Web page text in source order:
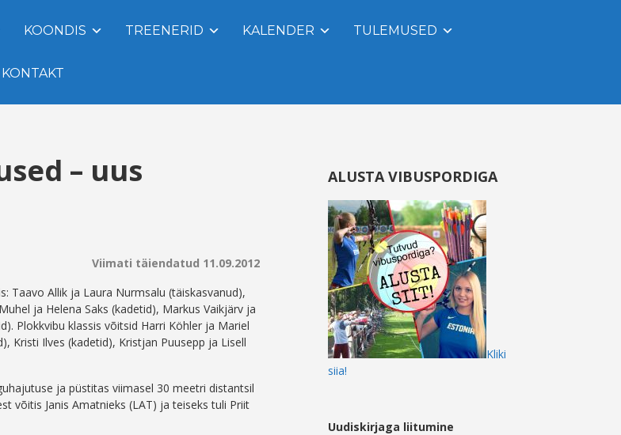
KOONDIS TREENERID KALENDER TULEMUSED
KONTAKT
– uus
Viimati täiendatud 11.09.2012
Taavo Allik ja Laura Nurmsalu (täiskasvanud),
ja Helena Saks (kadetid), Markus Vaikjärv ja
Plokkvibu klassis võitsid Harri Köhler ja Mariel
Kristi Ilves (kadetid), Kristjan Puusepp ja Lisell
ja püstitas viimasel 30 meetri distantsil
võitis Janis Amatnieks (LAT) ja teiseks tuli Priit
ALUSTA VIBUSPORDIGA
Kliki
siia!
Uudiskirjaga liitumine